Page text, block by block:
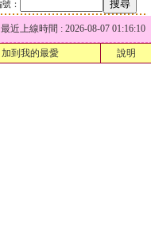
：
最近上線時間 : 2026-08-07 01:16:10
加到我的最愛 說明